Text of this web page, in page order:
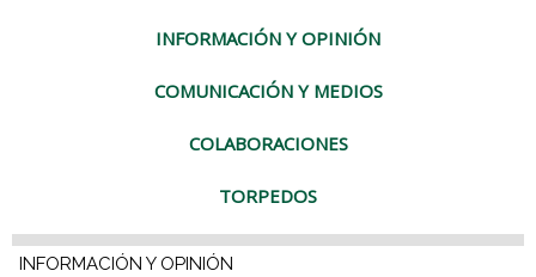
INFORMACIÓN Y OPINIÓN
COMUNICACIÓN Y MEDIOS
COLABORACIONES
TORPEDOS
INFORMACIÓN Y OPINIÓN